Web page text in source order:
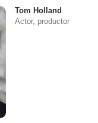
Tom Holland
Actor, productor